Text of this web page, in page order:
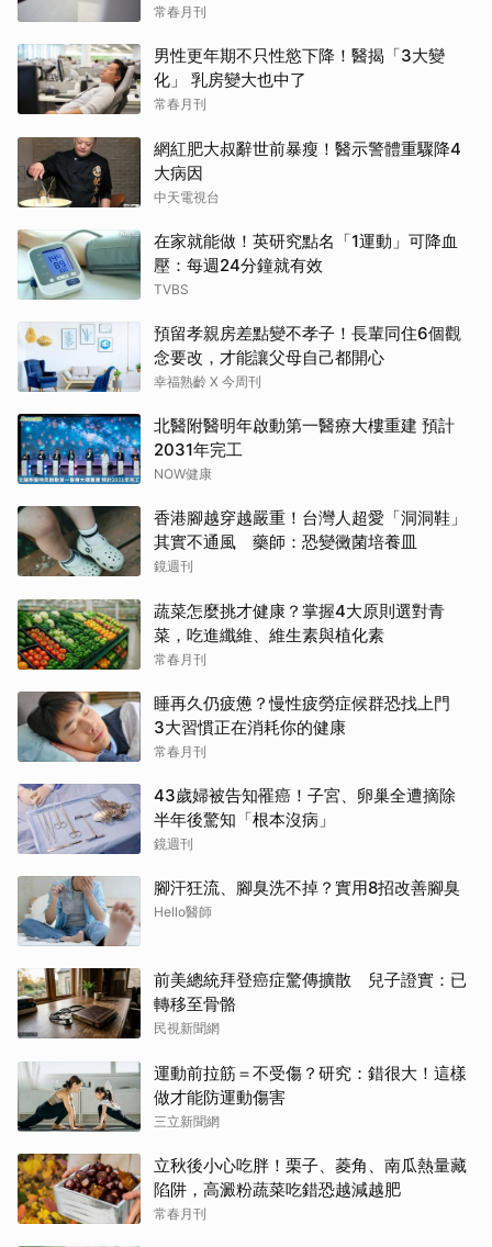
常春月刊
男性更年期不只性慾下降！醫揭「3大變
化」 乳房變大也中了
常春月刊
網紅肥大叔辭世前暴瘦！醫示警體重驟降4
大病因
中天電視台
在家就能做！英研究點名「1運動」可降血
壓：每週24分鐘就有效
TVBS
預留孝親房差點變不孝子！長輩同住6個觀
念要改，才能讓父母自己都開心
幸福熟齡 X 今周刊
北醫附醫明年啟動第一醫療大樓重建 預計
2031年完工
NOW健康
香港腳越穿越嚴重！台灣人超愛「洞洞鞋」
其實不通風 藥師：恐變黴菌培養皿
鏡週刊
蔬菜怎麼挑才健康？掌握4大原則選對青
菜，吃進纖維、維生素與植化素
常春月刊
睡再久仍疲憊？慢性疲勞症候群恐找上門
3大習慣正在消耗你的健康
常春月刊
43歲婦被告知罹癌！子宮、卵巢全遭摘除
半年後驚知「根本沒病」
鏡週刊
腳汗狂流、腳臭洗不掉？實用8招改善腳臭
Hello醫師
前美總統拜登癌症驚傳擴散 兒子證實：已
轉移至骨骼
民視新聞網
運動前拉筋＝不受傷？研究：錯很大！這樣
做才能防運動傷害
三立新聞網
立秋後小心吃胖！栗子、菱角、南瓜熱量藏
陷阱，高澱粉蔬菜吃錯恐越減越肥
常春月刊